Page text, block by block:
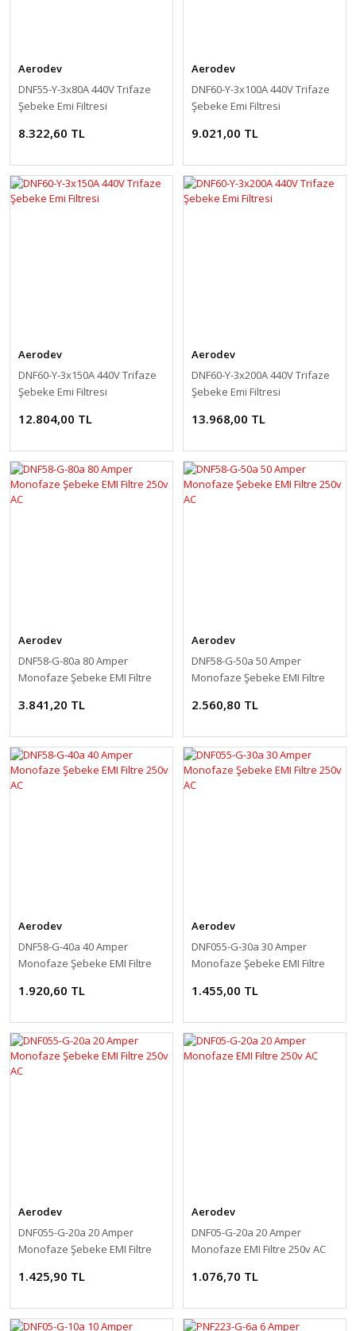
Aerodev
DNF55-Y-3x80A 440V Trifaze
Şebeke Emi Filtresi
8.322,60 TL
Aerodev
DNF60-Y-3x100A 440V Trifaze
Şebeke Emi Filtresi
9.021,00 TL
Aerodev
DNF60-Y-3x150A 440V Trifaze
Şebeke Emi Filtresi
12.804,00 TL
Aerodev
DNF60-Y-3x200A 440V Trifaze
Şebeke Emi Filtresi
13.968,00 TL
Aerodev
DNF58-G-80a 80 Amper
Monofaze Şebeke EMI Filtre
3.841,20 TL
Aerodev
DNF58-G-50a 50 Amper
Monofaze Şebeke EMI Filtre
2.560,80 TL
Aerodev
DNF58-G-40a 40 Amper
Monofaze Şebeke EMI Filtre
1.920,60 TL
Aerodev
DNF055-G-30a 30 Amper
Monofaze Şebeke EMI Filtre
1.455,00 TL
Aerodev
DNF055-G-20a 20 Amper
Monofaze Şebeke EMI Filtre
1.425,90 TL
Aerodev
DNF05-G-20a 20 Amper
Monofaze EMI Filtre 250v AC
1.076,70 TL